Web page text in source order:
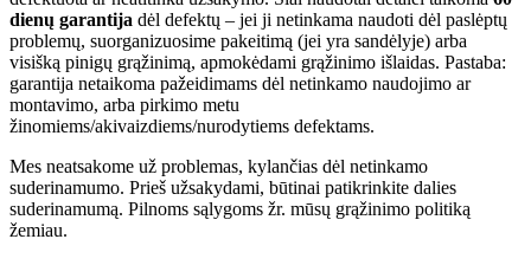
dienų garantija dėl defektų – jei ji netinkama naudoti dėl paslėptų
problemų, suorganizuosime pakeitimą (jei yra sandėlyje) arba
visišką pinigų grąžinimą, apmokėdami grąžinimo išlaidas. Pastaba:
garantija netaikoma pažeidimams dėl netinkamo naudojimo ar
montavimo, arba pirkimo metu
žinomiems/akivaizdiems/nurodytiems defektams.
Mes neatsakome už problemas, kylančias dėl netinkamo
suderinamumo. Prieš užsakydami, būtinai patikrinkite dalies
suderinamumą. Pilnoms sąlygoms žr. mūsų grąžinimo politiką
žemiau.